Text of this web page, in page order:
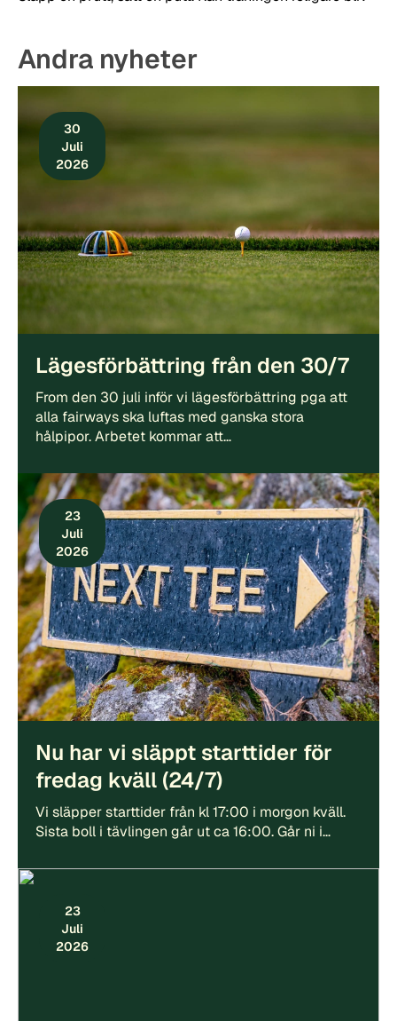
Andra nyheter
30
Juli
2026
Lägesförbättring från den 30/7
From den 30 juli inför vi lägesförbättring pga att
alla fairways ska luftas med ganska stora
hålpipor. Arbetet kommar att…
23
Juli
2026
Nu har vi släppt starttider för
fredag kväll (24/7)
Vi släpper starttider från kl 17:00 i morgon kväll.
Sista boll i tävlingen går ut ca 16:00. Går ni i…
23
Juli
2026